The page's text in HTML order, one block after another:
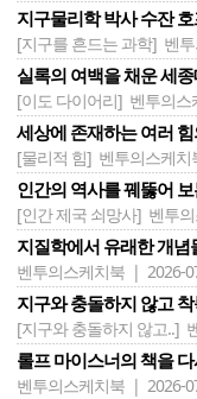
지구물리학 박사 수잔
[지구를 흔드는 과학] 벤
실록의 여백을 채운 세
[이도 다이어리] 벤투의
세상에 존재하는 여러
[물리적 힘] 벤투의스케
인간의 역사를 꿰뚫어
[인간 제국 쇠망사] 벤투
지질학에서 유래한 개념
벤투의스케치북 | 2026-
지구와 충돌하지 않고
[지구와 충돌하지 않고..]
롤프 마이스너의 책을
벤투의스케치북 | 2026-